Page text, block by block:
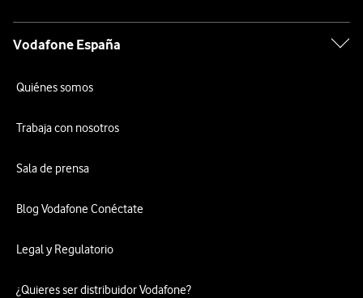
antiguo
ahorra
Re-
funciona
estrena?
Vodafone España
Quiénes somos
Trabaja con nosotros
Sala de prensa
Blog Vodafone Conéctate
Legal y Regulatorio
¿Quieres ser distribuidor Vodafone?